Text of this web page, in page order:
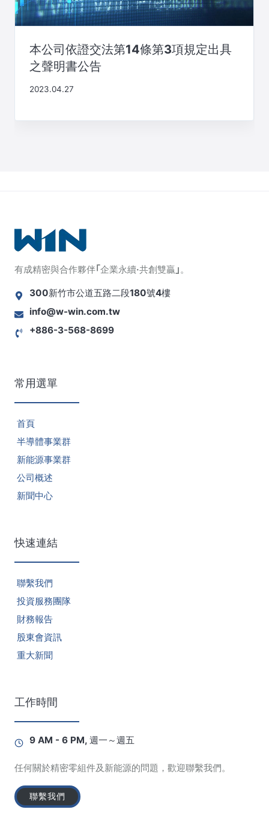
本公司依證交法第14條第3項規定出具
之聲明書公告
2023.04.27
有成精密與合作夥伴｢企業永續·共創雙贏｣。
300新竹市公道五路二段180號4樓
info@w-win.com.tw
+886-3-568-8699
常用選單
首頁
半導體事業群
新能源事業群
公司概述
新聞中心
快速連結
聯繫我們
投資服務團隊
財務報告
股東會資訊
重大新聞
工作時間
9 AM - 6 PM, 週一～週五
任何關於精密零組件及新能源的問題，歡迎聯繫我們。
聯繫我們